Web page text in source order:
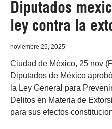
Diputados
ley contra la
noviembre 25, 2025
Ciudad de México, 25 nov
Diputados de México
la Ley General para
Delitos en Materia de
para sus efectos